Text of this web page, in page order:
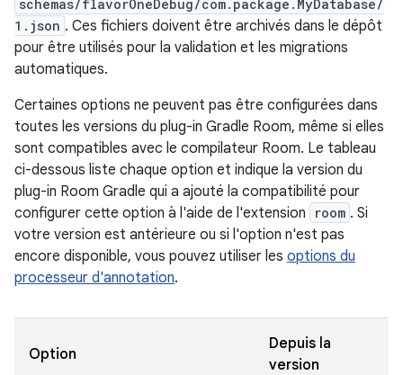
schemas/flavorOneDebug/com.package.MyDatabase/
1.json . Ces fichiers doivent être archivés dans le dépôt
pour être utilisés pour la validation et les migrations
automatiques.
Certaines options ne peuvent pas être configurées dans
toutes les versions du plug-in Gradle Room, même si elles
sont compatibles avec le compilateur Room. Le tableau
ci-dessous liste chaque option et indique la version du
plug-in Room Gradle qui a ajouté la compatibilité pour
configurer cette option à l'aide de l'extension
room . Si
votre version est antérieure ou si l'option n'est pas
encore disponible, vous pouvez utiliser les options du
processeur d'annotation.
Option
Depuis la
version